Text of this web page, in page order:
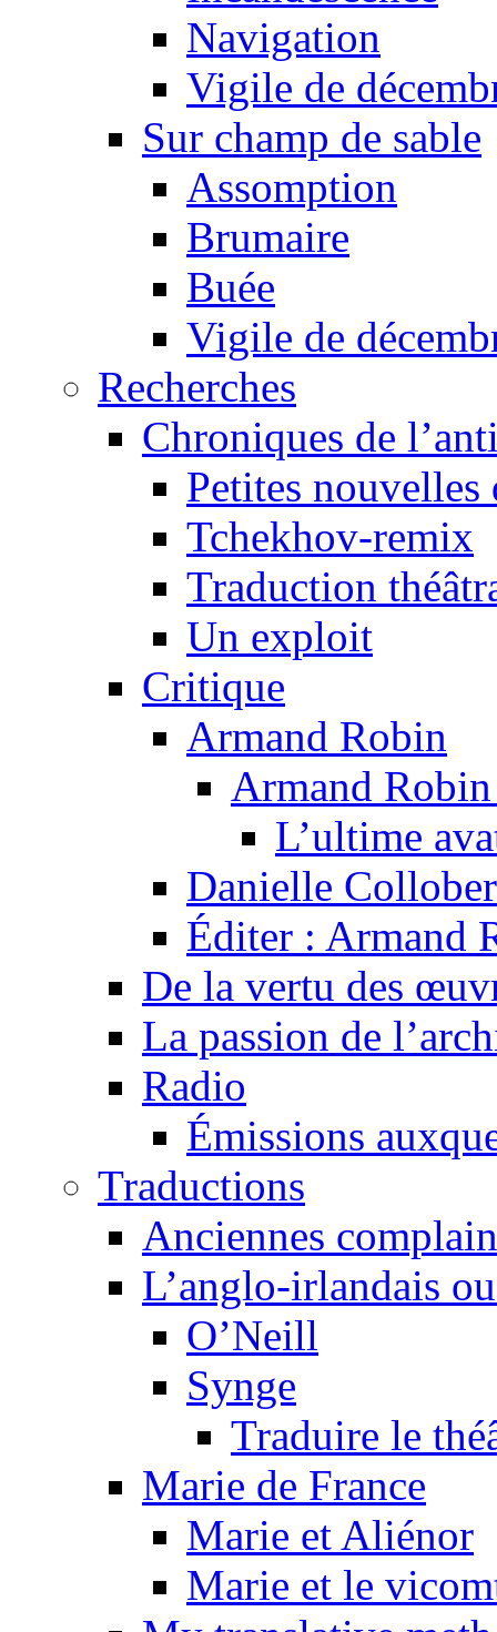
Navigation
Vigile de
Sur champ de sable
Assomption
Brumaire
Buée
Vigile de
Recherches
Chroniques de
Petites
Tchekhov-remix
Traduction
Un exploit
Critique
Armand Robin
Armand
L’ultime
Danielle
Éditer : Armand
De la vertu des
La passion de
Radio
Émissions
Traductions
Anciennes
L’anglo-irlandais
O’Neill
Synge
Traduire le
Marie de France
Marie et Aliénor
Marie et le